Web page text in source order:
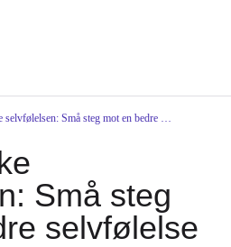
Små steg
selvfølelse